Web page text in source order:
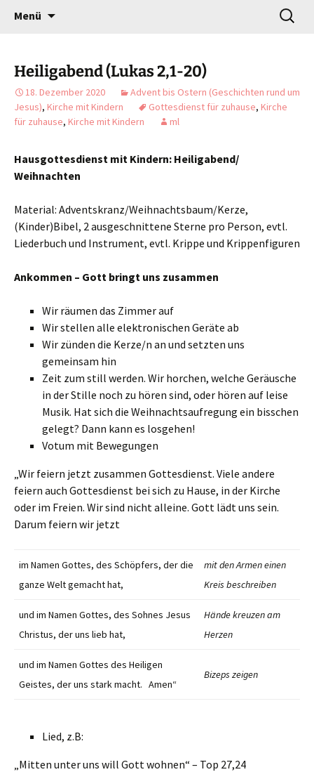
Willkommen!
Gottesdienst verändert
Menü
Suchen
nach:
Heiligabend (Lukas 2,1-20)
18. Dezember 2020
Advent bis Ostern (Geschichten rund um
Jesus), Kirche mit Kindern Gottesdienst für zuhause, Kirche
für zuhause, Kirche mit Kindern ml
Hausgottesdienst mit Kindern: Heiligabend/
Weihnachten
Material: Adventskranz/Weihnachtsbaum/Kerze,
(Kinder)Bibel, 2 ausgeschnittene Sterne pro Person, evtl.
Liederbuch und Instrument, evtl. Krippe und Krippenfiguren
Ankommen – Gott bringt uns zusammen
Wir räumen das Zimmer auf
Wir stellen alle elektronischen Geräte ab
Wir zünden die Kerze/n an und setzten uns
gemeinsam hin
Zeit zum still werden. Wir horchen, welche Geräusche
in der Stille noch zu hören sind, oder hören auf leise
Musik. Hat sich die Weihnachtsaufregung ein bisschen
gelegt? Dann kann es losgehen!
Votum mit Bewegungen
„Wir feiern jetzt zusammen Gottesdienst. Viele andere
feiern auch Gottesdienst bei sich zu Hause, in der Kirche
oder im Freien. Wir sind nicht alleine. Gott lädt uns sein.
Darum feiern wir jetzt
im Namen Gottes, des Schöpfers, der die
ganze Welt gemacht hat,
mit den Armen einen
Kreis beschreiben
und im Namen Gottes, des Sohnes Jesus
Christus, der uns lieb hat,
Hände kreuzen am
Herzen
und im Namen Gottes des Heiligen
Geistes, der uns stark macht. Amen“
Bizeps zeigen
Lied, z.B:
„Mitten unter uns will Gott wohnen“ – Top 27,24